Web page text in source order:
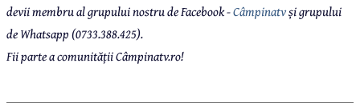
devii membru al grupului nostru de Facebook -Câmpinatvși grupului
de Whatsapp (0733.388.425).
Fii parte a comunității Câmpinatv.ro!